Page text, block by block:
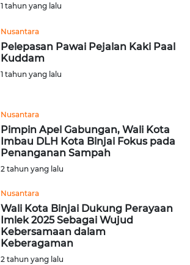
1 tahun yang lalu
Nusantara
Pelepasan Pawai Pejalan Kaki Paal
Kuddam
1 tahun yang lalu
Nusantara
Pimpin Apel Gabungan, Wali Kota
Imbau DLH Kota Binjai Fokus pada
Penanganan Sampah
2 tahun yang lalu
Nusantara
Wali Kota Binjai Dukung Perayaan
Imlek 2025 Sebagai Wujud
Kebersamaan dalam
Keberagaman
2 tahun yang lalu